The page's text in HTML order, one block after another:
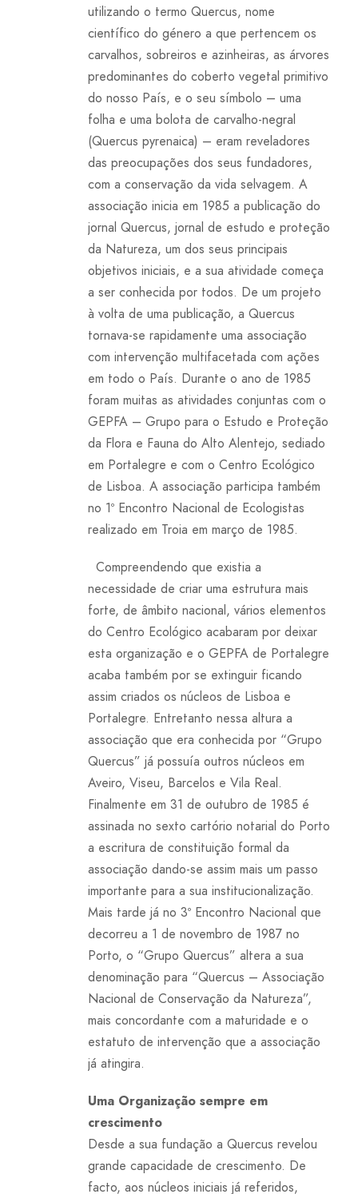
utilizando o termo Quercus, nome
científico do género a que pertencem os
carvalhos, sobreiros e azinheiras, as árvores
predominantes do coberto vegetal primitivo
do nosso País, e o seu símbolo – uma
folha e uma bolota de carvalho-negral
(Quercus pyrenaica) – eram reveladores
das preocupações dos seus fundadores,
com a conservação da vida selvagem. A
associação inicia em 1985 a publicação do
jornal Quercus, jornal de estudo e proteção
da Natureza, um dos seus principais
objetivos iniciais, e a sua atividade começa
a ser conhecida por todos. De um projeto
à volta de uma publicação, a Quercus
tornava-se rapidamente uma associação
com intervenção multifacetada com ações
em todo o País. Durante o ano de 1985
foram muitas as atividades conjuntas com o
GEPFA – Grupo para o Estudo e Proteção
da Flora e Fauna do Alto Alentejo, sediado
em Portalegre e com o Centro Ecológico
de Lisboa. A associação participa também
no 1º Encontro Nacional de Ecologistas
realizado em Troia em março de 1985.
Compreendendo que existia a
necessidade de criar uma estrutura mais
forte, de âmbito nacional, vários elementos
do Centro Ecológico acabaram por deixar
esta organização e o GEPFA de Portalegre
acaba também por se extinguir ficando
assim criados os núcleos de Lisboa e
Portalegre. Entretanto nessa altura a
associação que era conhecida por “Grupo
Quercus” já possuía outros núcleos em
Aveiro, Viseu, Barcelos e Vila Real.
Finalmente em 31 de outubro de 1985 é
assinada no sexto cartório notarial do Porto
a escritura de constituição formal da
associação dando-se assim mais um passo
importante para a sua institucionalização.
Mais tarde já no 3º Encontro Nacional que
decorreu a 1 de novembro de 1987 no
Porto, o “Grupo Quercus” altera a sua
denominação para “Quercus – Associação
Nacional de Conservação da Natureza”,
mais concordante com a maturidade e o
estatuto de intervenção que a associação
já atingira.
Uma Organização sempre em
crescimento
Desde a sua fundação a Quercus revelou
grande capacidade de crescimento. De
facto, aos núcleos iniciais já referidos,